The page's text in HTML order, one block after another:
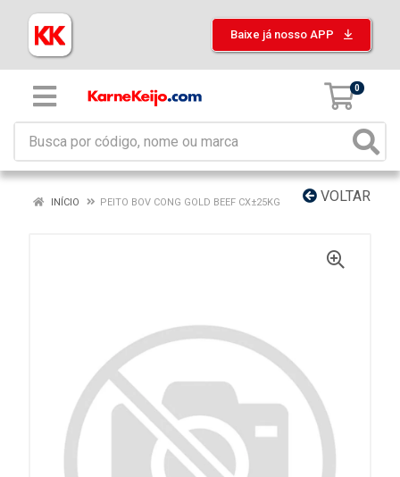
Baixe já nosso APP
0
VOLTAR
INÍCIO PEITO BOV CONG GOLD BEEF CX±25KG